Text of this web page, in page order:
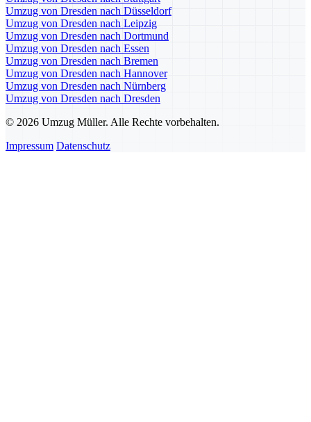
Umzug von Dresden nach Düsseldorf
Umzug von Dresden nach Leipzig
Umzug von Dresden nach Dortmund
Umzug von Dresden nach Essen
Umzug von Dresden nach Bremen
Umzug von Dresden nach Hannover
Umzug von Dresden nach Nürnberg
Umzug von Dresden nach Dresden
© 2026 Umzug Müller. Alle Rechte vorbehalten.
Impressum Datenschutz